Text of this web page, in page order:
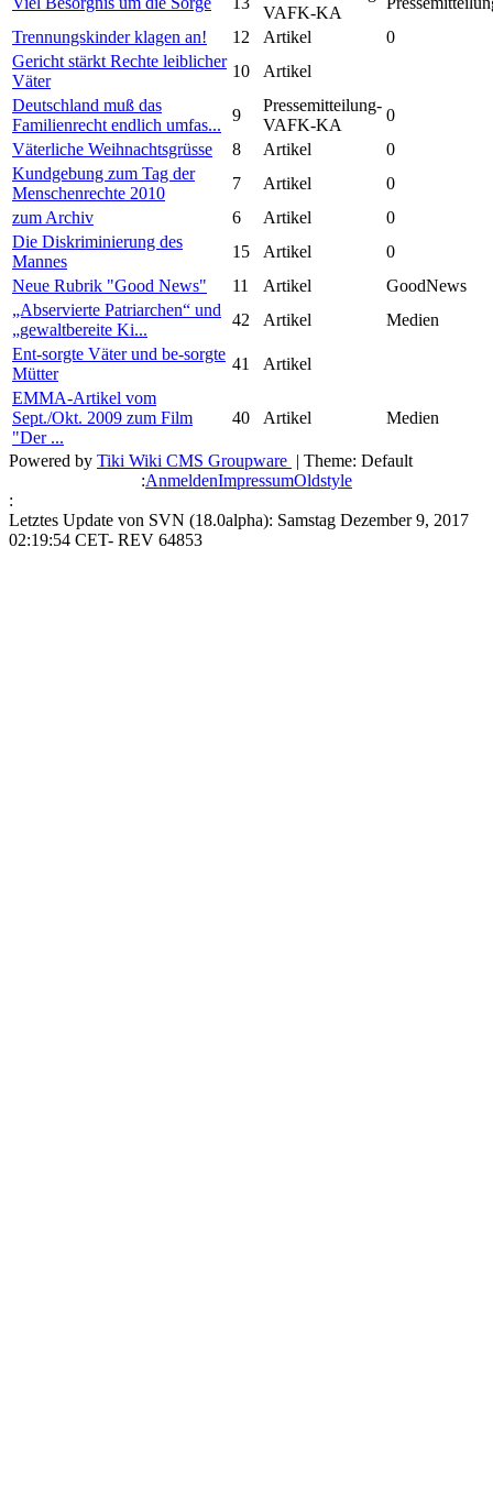
VAFK-KA
Trennungskinder klagen an!
12 Artikel
0
Gericht stärkt Rechte leiblicher
Väter
10
Artikel
Deutschland muß das
Familienrecht endlich umfas...
9
Pressemitteilung-
VAFK-KA
0
Väterliche Weihnachtsgrüsse
8 Artikel
0
Kundgebung zum Tag der
Menschenrechte 2010
7 Artikel
0
zum Archiv
6 Artikel
0
Die Diskriminierung des
Mannes
15 Artikel
0
Neue Rubrik "Good News"
11 Artikel
GoodNews
„Abservierte Patriarchen“ und
„gewaltbereite Ki...
42 Artikel
Medien
Ent-sorgte Väter und be-sorgte
Mütter
41
Artikel
EMMA-Artikel vom
Sept./Okt. 2009 zum Film
"Der ...
40 Artikel Medien
Powered by Tiki Wiki CMS Groupware | Theme: Default
:AnmeldenImpressumOldstyle
:
Letztes Update von SVN (18.0alpha): Samstag Dezember 9, 2017
02:19:54 CET- REV 64853